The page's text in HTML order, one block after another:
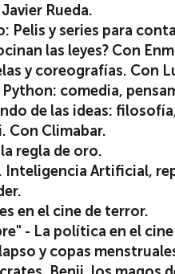
Rueda.
Pelis y series para
las leyes? Con
y coreografías. Con
comedia,
de las ideas:
Con Climabar.
regla de oro.
Inteligencia Artificial,
en el cine de terror.
- La política en el
y copas